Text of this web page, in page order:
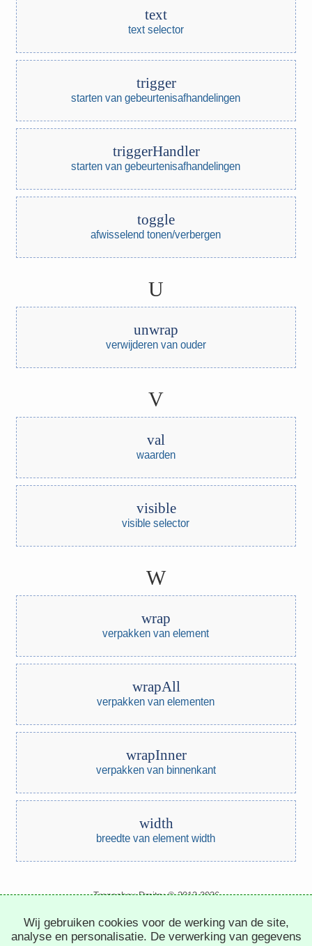
text
text selector
trigger
starten van gebeurtenisafhandelingen
triggerHandler
starten van gebeurtenisafhandelingen
toggle
afwisselend tonen/verbergen
U
unwrap
verwijderen van ouder
V
val
waarden
visible
visible selector
W
wrap
verpakken van element
wrapAll
verpakken van elementen
wrapInner
verpakken van binnenkant
width
breedte van element width
Trepachev Dmitry © 2012-2026
privacybeleid cookies instellen
Wij gebruiken cookies voor de werking van de site,
analyse en personalisatie. De verwerking van gegevens